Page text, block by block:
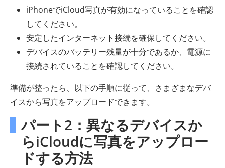
iPhoneでiCloud写真が有効になっていることを確認
してください。
安定したインターネット接続を確保してください。
デバイスのバッテリー残量が十分であるか、電源に
接続されていることを確認してください。
準備が整ったら、以下の手順に従って、さまざまなデバ
イスから写真をアップロードできます。
パート2：異なるデバイスか
らiCloudに写真をアップロー
ドする方法